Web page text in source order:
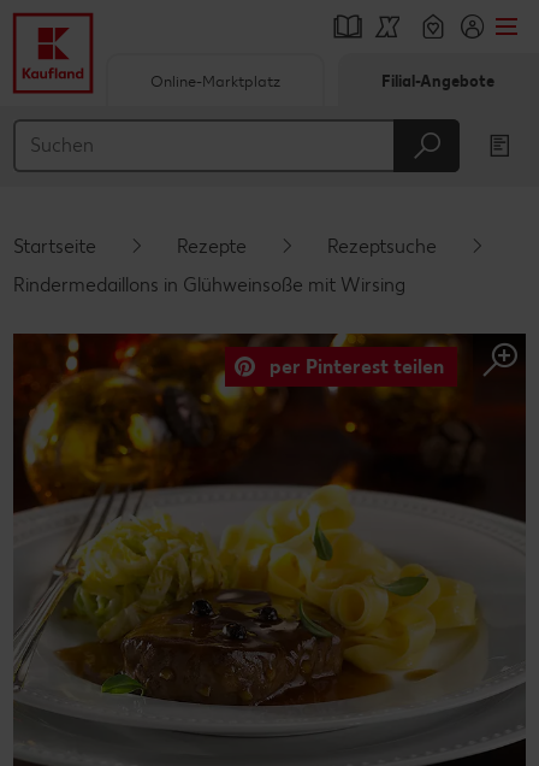
Hauptinhalt
Schwebender Seitenbereich
Online-Marktplatz Filial-Angebote
Startseite Rezepte
Rezeptsuche
Rindermedaillons in Glühweinsoße mit Wirsing
per Pinterest teilen